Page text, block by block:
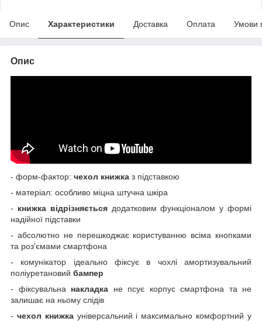
Опис Характеристики Доставка Оплата Умови
Опис
- форм-фактор: чехол книжка з підставкою
- матеріал: особливо міцна штучна шкіра
- книжка відрізняєтьсядодатковим функціоналом у формі
надійної підставки
- абсолютно не перешкоджає користуванню всіма кнопками
та роз'ємами смартфона
- комунікатор ідеально фіксує в чохлі амортизувальний
поліуретановий бампер
- фіксувальна накладка не псує корпус смартфона та не
залишає на ньому слідів
- чехол книжкауніверсальний і максимально комфортний у